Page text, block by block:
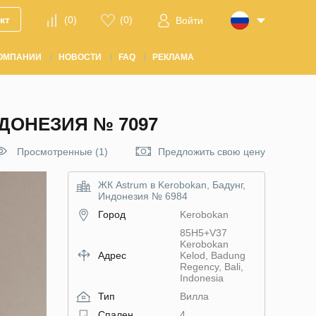
(0) (0) Войти
НОВОСТИ FAQ РЕКЛАМА
№ 7097
Просмотренные (1) Предложить свою цену
ЖК Astrum в Kerobokan, Бадунг,
Индонезия № 6984
Город
Kerobokan
Адрес
85H5+V37
Kerobokan
Kelod, Badung
Regency, Bali,
Indonesia
Тип
Вилла